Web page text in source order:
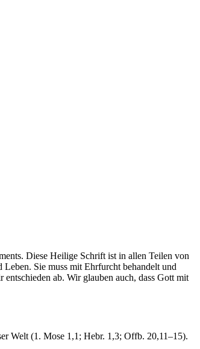
Diese Heilige Schrift ist in allen Teilen von
Sie muss mit Ehrfurcht behandelt und
ab. Wir glauben auch, dass Gott mit
Welt (1. Mose 1,1; Hebr. 1,3; Offb. 20,11–15).